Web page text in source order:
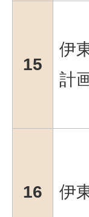
15
伊
計
16 伊